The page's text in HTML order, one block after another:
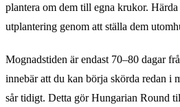
plantera om dem till egna krukor.
utplantering genom att ställa dem
Mognadstiden är endast 70–80 dagar
innebär att du kan börja skörda redan i
sår tidigt. Detta gör Hungarian Round